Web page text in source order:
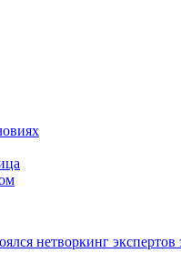
нетворкинг